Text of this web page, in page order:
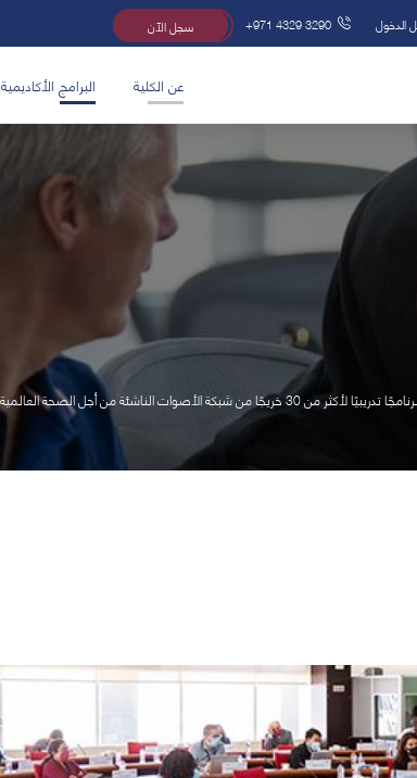
الدخول +971 4329 3290 سجل الآن
عن الكلية البرامج الأكاديمية
الأصوات الناشئة من أجل الصحة العالمية